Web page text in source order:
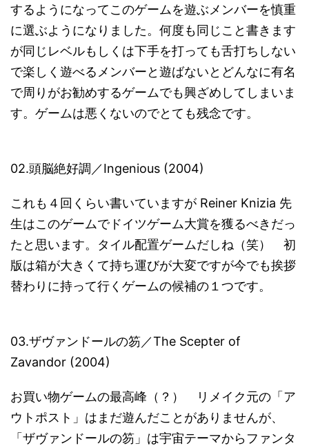
するようになってこのゲームを遊ぶメンバーを慎重
に選ぶようになりました。何度も同じこと書きます
が同じレベルもしくは下手を打っても舌打ちしない
で楽しく遊べるメンバーと遊ばないとどんなに有名
で周りがお勧めするゲームでも興ざめしてしまいま
す。ゲームは悪くないのでとても残念です。
02.頭脳絶好調／Ingenious (2004)
これも４回くらい書いていますが Reiner Knizia 先
生はこのゲームでドイツゲーム大賞を獲るべきだっ
たと思います。タイル配置ゲームだしね（笑） 初
版は箱が大きくて持ち運びが大変ですが今でも挨拶
替わりに持って行くゲームの候補の１つです。
03.ザヴァンドールの笏／The Scepter of
Zavandor (2004)
お買い物ゲームの最高峰（？） リメイク元の「ア
ウトポスト」はまだ遊んだことがありませんが、
「ザヴァンドールの笏」は宇宙テーマからファンタ